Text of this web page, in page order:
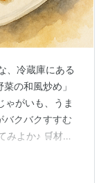
、冷蔵庫にある
の和風炒め」
ゃがいも、うま
バクバクすすむ
みよか♪ 🛒材料
🌱おくら…5